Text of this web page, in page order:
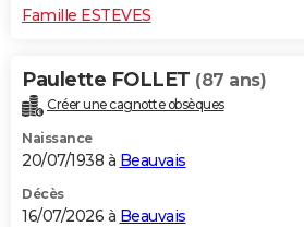
Famille ESTEVES
Paulette FOLLET (87 ans)
Créer une cagnotte obsèques
Naissance
20/07/1938 à Beauvais
Décès
16/07/2026 à Beauvais